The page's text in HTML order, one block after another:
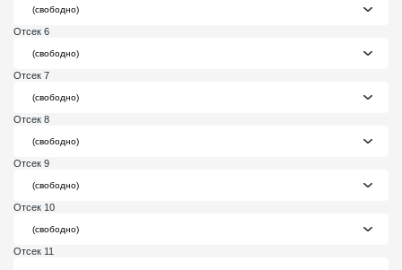
Отсек 6
Отсек 7
Отсек 8
Отсек 9
Отсек 10
Отсек 11